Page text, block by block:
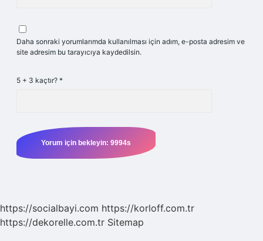
Daha sonraki yorumlarımda kullanılması için adım, e-posta adresim ve
site adresim bu tarayıcıya kaydedilsin.
5 + 3 kaçtır? *
https://socialbayi.com https://korloff.com.tr
https://dekorelle.com.tr Sitemap